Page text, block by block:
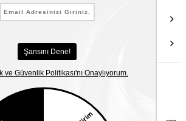
Benzer Ürünler